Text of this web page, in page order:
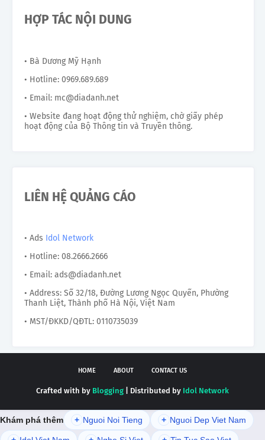
HỢP TÁC NỘI DUNG
• Bà Dương Mỹ Hạnh
• Hotline: 0969.689.689
• Email: mc@diadanh.net
• Website đang hoạt động thử nghiệm, chờ giấy phép
hoạt động của Bộ Thông tin và Truyền thông.
LIÊN HỆ QUẢNG CÁO
• Ads Idol Network
• Hotline: 08.2666.2666
• Email: ads@diadanh.net
• Address: Số 32/18, Đường Lương Ngọc Quyến, Phường
Thanh Liệt, Thành phố Hà Nội, Việt Nam
• MST/ĐKKD/QĐTL: 0110735039
HOME ABOUT CONTACT US
Crafted with by Blogging | Distributed by Idol Network
Khám phá thêm + Nguoi Noi Tieng + Nguoi Dep Viet Nam